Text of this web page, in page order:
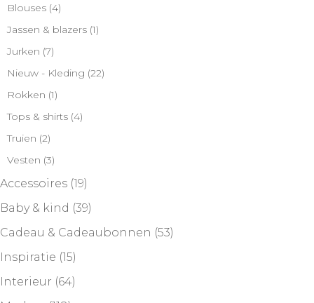
Blouses (4)
Jassen & blazers (1)
Jurken (7)
Nieuw - Kleding (22)
Rokken (1)
Tops & shirts (4)
Truien (2)
Vesten (3)
Accessoires (19)
Baby & kind (39)
Cadeau & Cadeaubonnen (53)
Inspiratie (15)
Interieur (64)